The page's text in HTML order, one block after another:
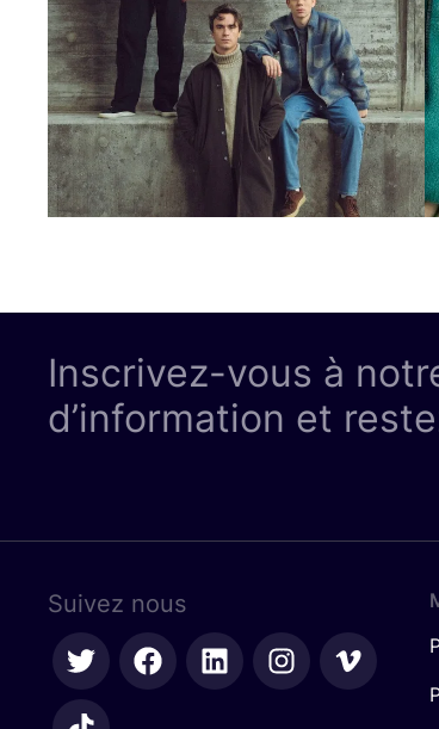
Inscrivez-vous à
d’information et
Suivez nous